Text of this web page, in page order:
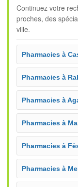
Continuez votre
proches, des
ville.
Pharmacies à
Pharmacies à
Pharmacies à
Pharmacies à
Pharmacies à
Pharmacies à